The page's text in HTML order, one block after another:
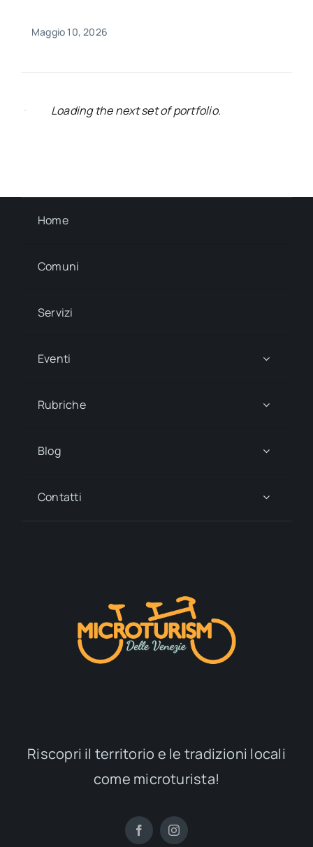
Maggio 10, 2026
Maggio 10, 2026
Maggio 10, 2026
Maggio 10, 2026